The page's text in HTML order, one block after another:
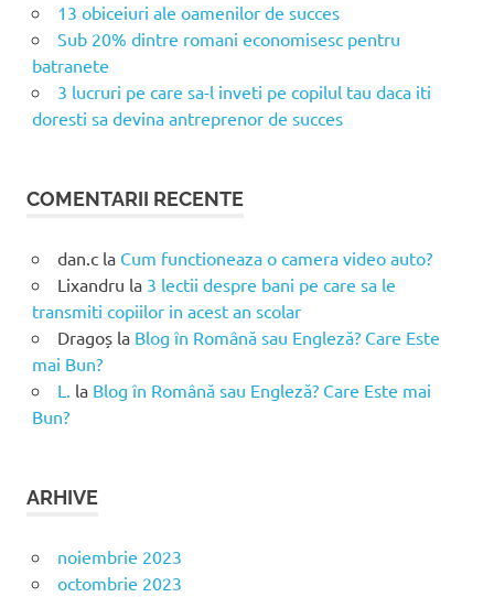
13 obiceiuri ale oamenilor de succes
Sub 20% dintre romani economisesc pentru
batranete
3 lucruri pe care sa-l inveti pe copilul tau daca iti
doresti sa devina antreprenor de succes
COMENTARII RECENTE
dan.cla Cum functioneaza o camera video auto?
Lixandru la 3 lectii despre bani pe care sa le
transmiti copiilor in acest an scolar
Dragoșla Blog în Română sau Engleză? Care Este
mai Bun?
L. la Blog în Română sau Engleză? Care Este mai
Bun?
ARHIVE
noiembrie 2023
octombrie 2023